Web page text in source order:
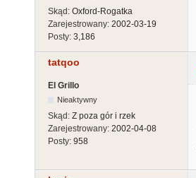
Skąd: Oxford-Rogatka
Zarejestrowany: 2002-03-19
Posty: 3,186
tatqoo
El Grillo
Nieaktywny
Skąd: Z poza gór i rzek
Zarejestrowany: 2002-04-08
Posty: 958